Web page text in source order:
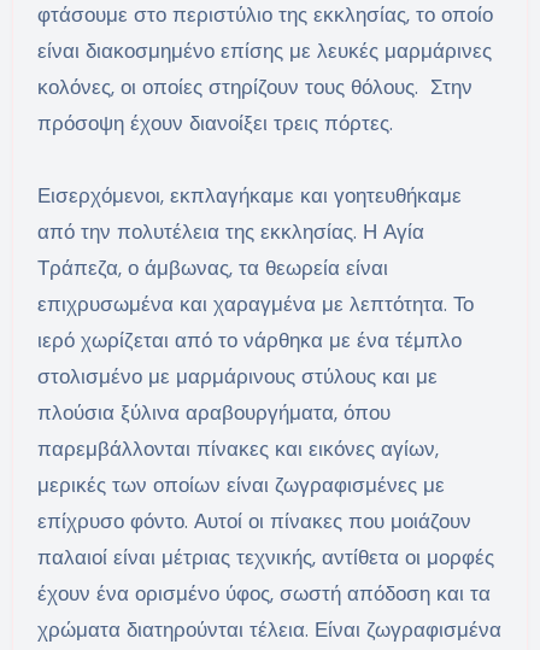
φτάσουμε στο περιστύλιο της εκκλησίας, το οποίο
είναι διακοσμημένο επίσης με λευκές μαρμάρινες
κολόνες, οι οποίες στηρίζουν τους θόλους. Στην
πρόσοψη έχουν διανοίξει τρεις πόρτες.
Εισερχόμενοι, εκπλαγήκαμε και γοητευθήκαμε
από την πολυτέλεια της εκκλησίας. Η Αγία
Τράπεζα, ο άμβωνας, τα θεωρεία είναι
επιχρυσωμένα και χαραγμένα με λεπτότητα. Το
ιερό χωρίζεται από το νάρθηκα με ένα τέμπλο
στολισμένο με μαρμάρινους στύλους και με
πλούσια ξύλινα αραβουργήματα, όπου
παρεμβάλλονται πίνακες και εικόνες αγίων,
μερικές των οποίων είναι ζωγραφισμένες με
επίχρυσο φόντο. Αυτοί οι πίνακες που μοιάζουν
παλαιοί είναι μέτριας τεχνικής, αντίθετα οι μορφές
έχουν ένα ορισμένο ύφος, σωστή απόδοση και τα
χρώματα διατηρούνται τέλεια. Είναι ζωγραφισμένα